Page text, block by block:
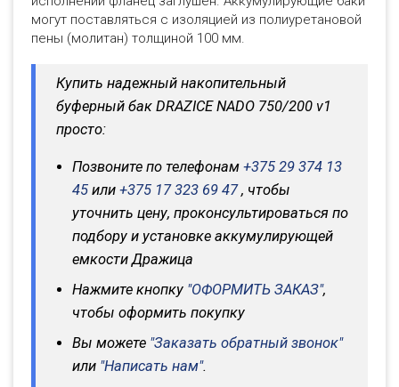
могут поставляться с изоляцией из полиуретановой
пены (молитан) толщиной 100 мм.
Купить надежный накопительный
буферный бак DRAZICE NADO 750/200 v1
просто:
Позвоните по телефонам +375 29 374 13
45или +375 17 323 69 47, чтобы
уточнить цену, проконсультироваться по
подбору и установке аккумулирующей
емкости Дражица
Нажмите кнопку "ОФОРМИТЬ ЗАКАЗ",
чтобы оформить покупку
Вы можете "Заказать обратный звонок"
или "Написать нам".